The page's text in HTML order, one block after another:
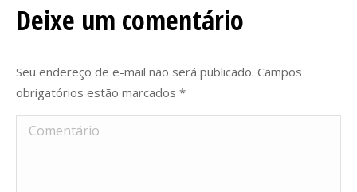
Deixe um comentário
Seu endereço de e-mail não será publicado. Campos
obrigatórios estão marcados *
Comentário